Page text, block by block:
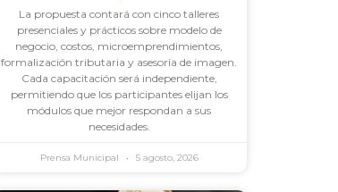
La propuesta contará con cinco talleres
presenciales y prácticos sobre modelo de
negocio, costos, microemprendimientos,
formalización tributaria y asesoría de imagen.
Cada capacitación será independiente,
permitiendo que los participantes elijan los
módulos que mejor respondan a sus
necesidades.
Prensa Municipal 5 agosto, 2026